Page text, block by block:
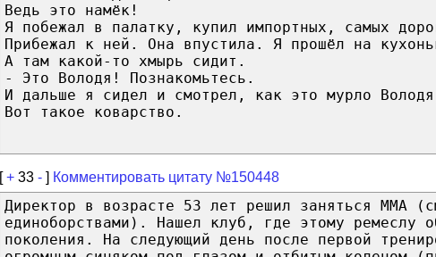
Ведь это намёк!
Я побежал в палатку, купил импортных, самых
Прибежал к ней. Она впустила. Я прошёл на
А там какой-то хмырь сидит.
- Это Володя! Познакомьтесь.
И дальше я сидел и смотрел, как это мурло
Вот такое коварство.
[+ 33 - ] Комментировать цитату №150448
Директор в возрасте 53 лет решил заняться ММА
единоборствами). Нашел клуб, где этому ремеслу
поколения. На следующий день после первой